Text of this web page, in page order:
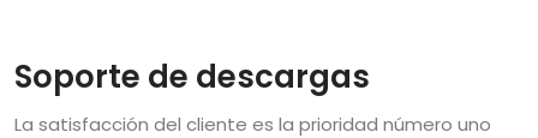
Default Kit
Favoritos
Blog Layouts
Blog Left Sidebar
About
Contáctanos | Aguascalientes | Zacatecas | León |
Soporte de descargas
La satisfacción del cliente es la prioridad número uno